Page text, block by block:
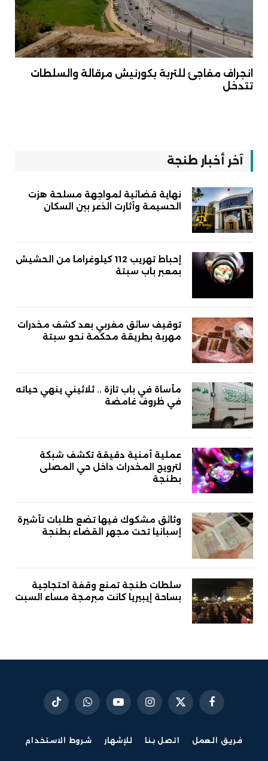
انجراف مفاجئ للتربة بكورنيش مرقالة والسلطات
تتدخل
آخر أخبار طنجة
نهاية قضائية لمواجهة مسلحة هزت
الحسيمة وأثارت الذعر بين السكان
إحباط تهريب 112 كيلوغراما من الحشيش
بمعبر باب سبتة
توقيف سائق مغربي بعد كشف مخدرات
مهربة بطريقة محكمة نحو سبتة
مأساة في باب تازة .. ثلاثيني ينهي حياته
في ظروف غامضة
عملية أمنية دقيقة تكشف شبكة
لترويج المخدرات داخل حي المصلى
بطنجة
وثائق مشكوك فيها تضع طلبات تأشيرة
إسبانيا تحت مجهر القضاء بطنجة
سلطات طنجة تمنع وقفة احتجاجية
بساحة إيبيريا كانت مبرمجة مساء السبت
فيسبوكX
الانستغراميوتيوب واتساب تيكتوك
فريق العمل اتصل بنا للإشهار شروط الاستخدام